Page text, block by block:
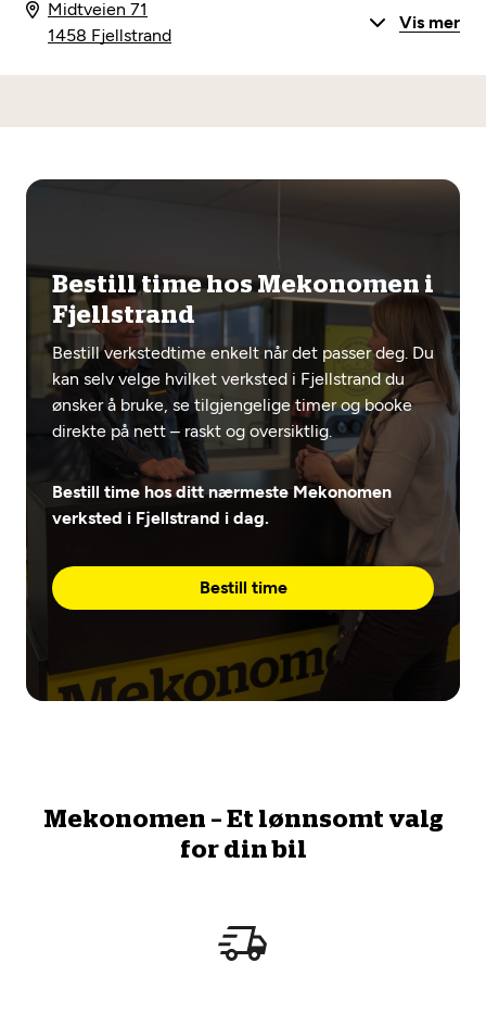
Midtveien 71
1458 Fjellstrand
Vis mer
Bestill time hos Mekonomen i
Fjellstrand
Bestill verkstedtime enkelt når det passer deg. Du
kan selv velge hvilket verksted i Fjellstrand du
ønsker å bruke, se tilgjengelige timer og booke
direkte på nett – raskt og oversiktlig.
Bestill time hos ditt nærmeste Mekonomen
verksted i Fjellstrand i dag.
Bestill time
Mekonomen – Et lønnsomt valg
for din bil